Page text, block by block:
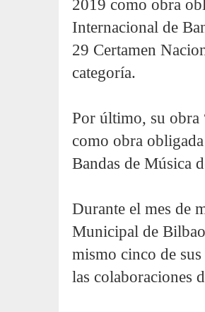
2019 como obra
Internacional de
29 Certamen
categoría.
Por último, su obra
como obra
Bandas de Música
Durante el mes de
Municipal de
mismo cinco de
las colaboraciones